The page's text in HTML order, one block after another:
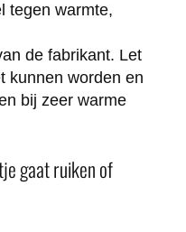
tegen warmte,
de fabrikant. Let
kunnen worden en
bij zeer warme
gaat ruiken of